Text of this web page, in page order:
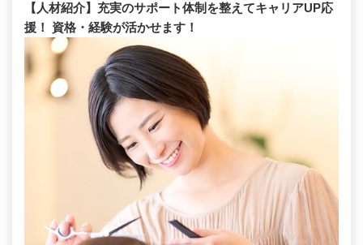
【人材紹介】充実のサポート体制を整えてキャリアUP応
援！ 資格・経験が活かせます！